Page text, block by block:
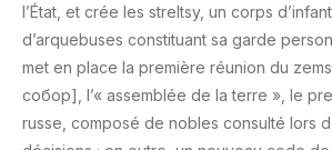
l’État, et crée les streltsy, un corps
d’arquebuses constituant sa garde
met en place la première réunion du
собор], l’« assemblée de la terre », le
russe, composé de nobles consulté lors